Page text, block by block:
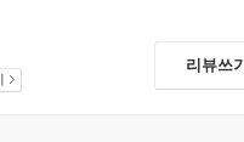
리뷰쓰기